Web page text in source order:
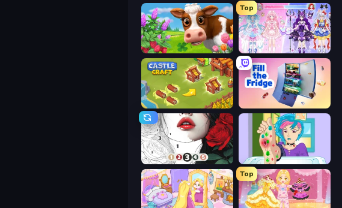
Country Life Meadows
Top
Idol Livestream: Fashion Game
Castle Craft Fill The Fridge
Numicolor Feet's Doctor Urgent Care
Top